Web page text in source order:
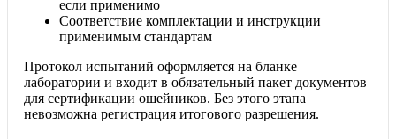
если применимо
Соответствие комплектации и инструкции
применимым стандартам
Протокол испытаний оформляется на бланке
лаборатории и входит в обязательный пакет документов
для сертификации ошейников. Без этого этапа
невозможна регистрация итогового разрешения.